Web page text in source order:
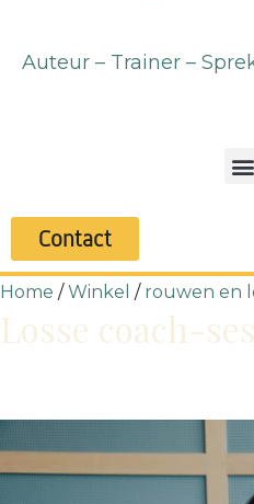
Auteur – Trainer –
Contact
Home /Winkel / rouwen en
Losse coach-